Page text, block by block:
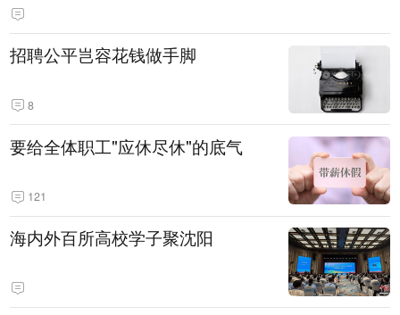
招聘公平岂容花钱做手脚
8
要给全体职工"应休尽休"的底气
121
海内外百所高校学子聚沈阳